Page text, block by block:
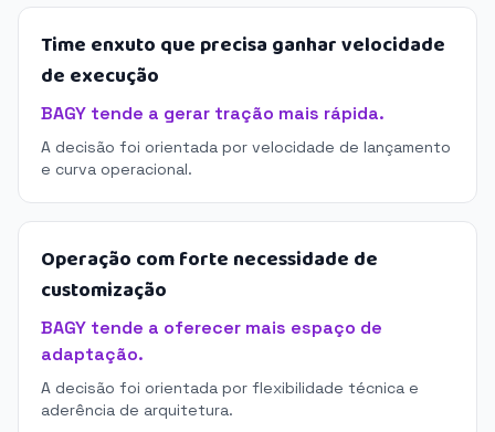
Time enxuto que precisa ganhar velocidade
de execução
BAGY tende a gerar tração mais rápida.
A decisão foi orientada por velocidade de lançamento
e curva operacional.
Operação com forte necessidade de
customização
BAGY tende a oferecer mais espaço de
adaptação.
A decisão foi orientada por flexibilidade técnica e
aderência de arquitetura.